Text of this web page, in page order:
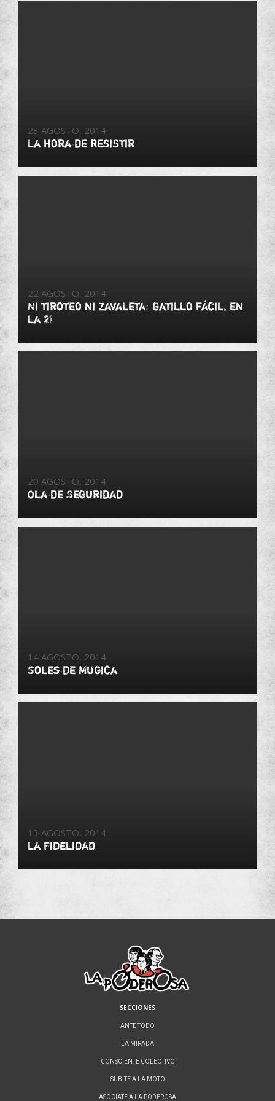
23 AGOSTO, 2014
La hora de resistir
22 AGOSTO, 2014
Ni tiroteo ni Zavaleta: gatillo fácil, en
la 21
20 AGOSTO, 2014
Ola de Seguridad
14 AGOSTO, 2014
Soles de Mugica
13 AGOSTO, 2014
La Fidelidad
SECCIONES
ANTE TODO
LA MIRADA
CONSCIENTE COLECTIVO
SUBITE A LA MOTO
ASOCIATE A LA PODEROSA